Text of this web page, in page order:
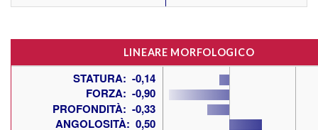
LINEARE MORFOLOGICO